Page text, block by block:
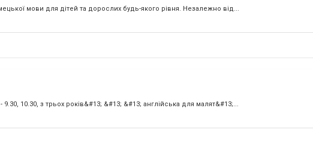
мови для дітей та дорослих будь-якого рівня. Незалежно від...
10.30, з трьох років&#13; &#13; &#13; англійська для малят&#13;...